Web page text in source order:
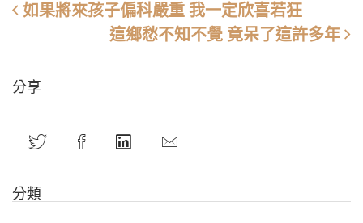
如果將來孩子偏科嚴重 我一定欣喜若狂
這鄉愁不知不覺 竟呆了這許多年
分享
分類